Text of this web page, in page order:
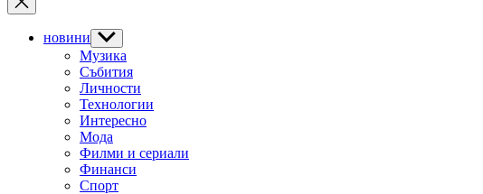
новини Show
sub
menu
Музика
Събития
Личности
Технологии
Интересно
Мода
Филми и сериали
Финанси
Спорт